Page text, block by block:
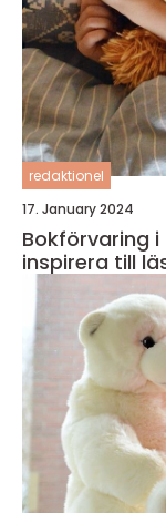
redaktionel
17. January 2024
Bokförvaring
inspirera till